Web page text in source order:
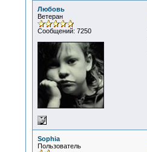
Любовь
Ветеран
Сообщений: 7250
Sophia
Пользователь